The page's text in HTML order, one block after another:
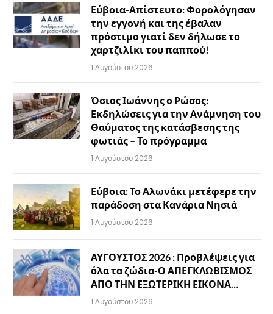
Εύβοια-Απίστευτο: Φορολόγησαν
την εγγονή και της έβαλαν
πρόστιμο γιατί δεν δήλωσε το
χαρτζιλίκι του παππού!
1 Αυγούστου 2026
Όσιος Ιωάννης ο Ρώσος:
Εκδηλώσεις για την Ανάμνηση του
Θαύματος της κατάσβεσης της
φωτιάς – Το πρόγραμμα
1 Αυγούστου 2026
Εύβοια: Το Αλωνάκι μετέφερε την
παράδοση στα Κανάρια Νησιά
1 Αυγούστου 2026
ΑΥΓΟΥΣΤΟΣ 2026 : Προβλέψεις για
όλα τα ζώδια-Ο ΑΠΕΓΚΛΩΒΙΣΜΟΣ
ΑΠΟ ΤΗΝ ΕΞΩΤΕΡΙΚΗ ΕΙΚΟΝΑ…
1 Αυγούστου 2026